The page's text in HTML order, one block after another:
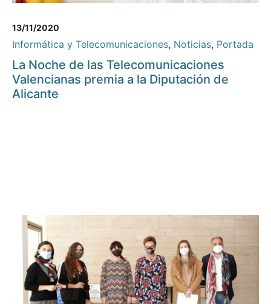
13/11/2020
Informática y Telecomunicaciones, Noticias, Portada
La Noche de las Telecomunicaciones
Valencianas premia a la Diputación de
Alicante